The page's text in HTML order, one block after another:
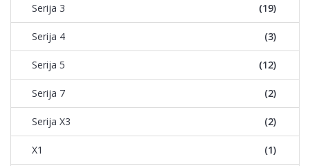
Serija 3 (19)
Serija 4 (3)
Serija 5 (12)
Serija 7 (2)
Serija X3 (2)
X1 (1)